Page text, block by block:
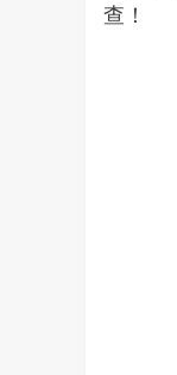
查！